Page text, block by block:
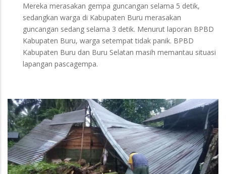
Mereka merasakan gempa guncangan selama 5 detik,
sedangkan warga di Kabupaten Buru merasakan
guncangan sedang selama 3 detik. Menurut laporan BPBD
Kabupaten Buru, warga setempat tidak panik. BPBD
Kabupaten Buru dan Buru Selatan masih memantau situasi
lapangan pascagempa.